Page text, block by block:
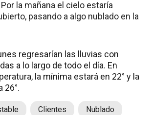
la mañana el cielo estaría
pasando a algo nublado en la
regresarían las lluvias con
a lo largo de todo el día. En
la mínima estará en 22° y la
26°.
Clientes Nublado